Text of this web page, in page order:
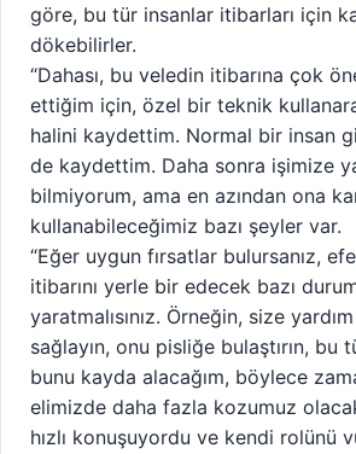
göre, bu tür insanlar itibarları için
dökebilirler.
“Dahası, bu veledin itibarına çok
ettiğim için, özel bir teknik
halini kaydettim. Normal bir insan
de kaydettim. Daha sonra işimize
bilmiyorum, ama en azından ona
kullanabileceğimiz bazı şeyler var.
“Eğer uygun fırsatlar bulursanız,
itibarını yerle bir edecek bazı
yaratmalısınız. Örneğin, size
sağlayın, onu pisliğe bulaştırın, bu
bunu kayda alacağım, böylece
elimizde daha fazla kozumuz
hızlı konuşuyordu ve kendi rolünü